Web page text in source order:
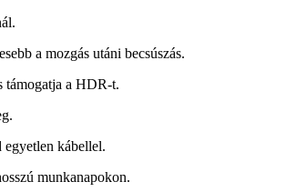
a mozgás utáni becsúszás.
támogatja a HDR-t.
kábellel.
munkanapokon.